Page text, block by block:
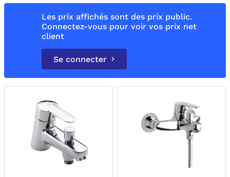
Les prix affichés sont des prix public.
Connectez-vous pour voir vos prix net
client
Se connecter